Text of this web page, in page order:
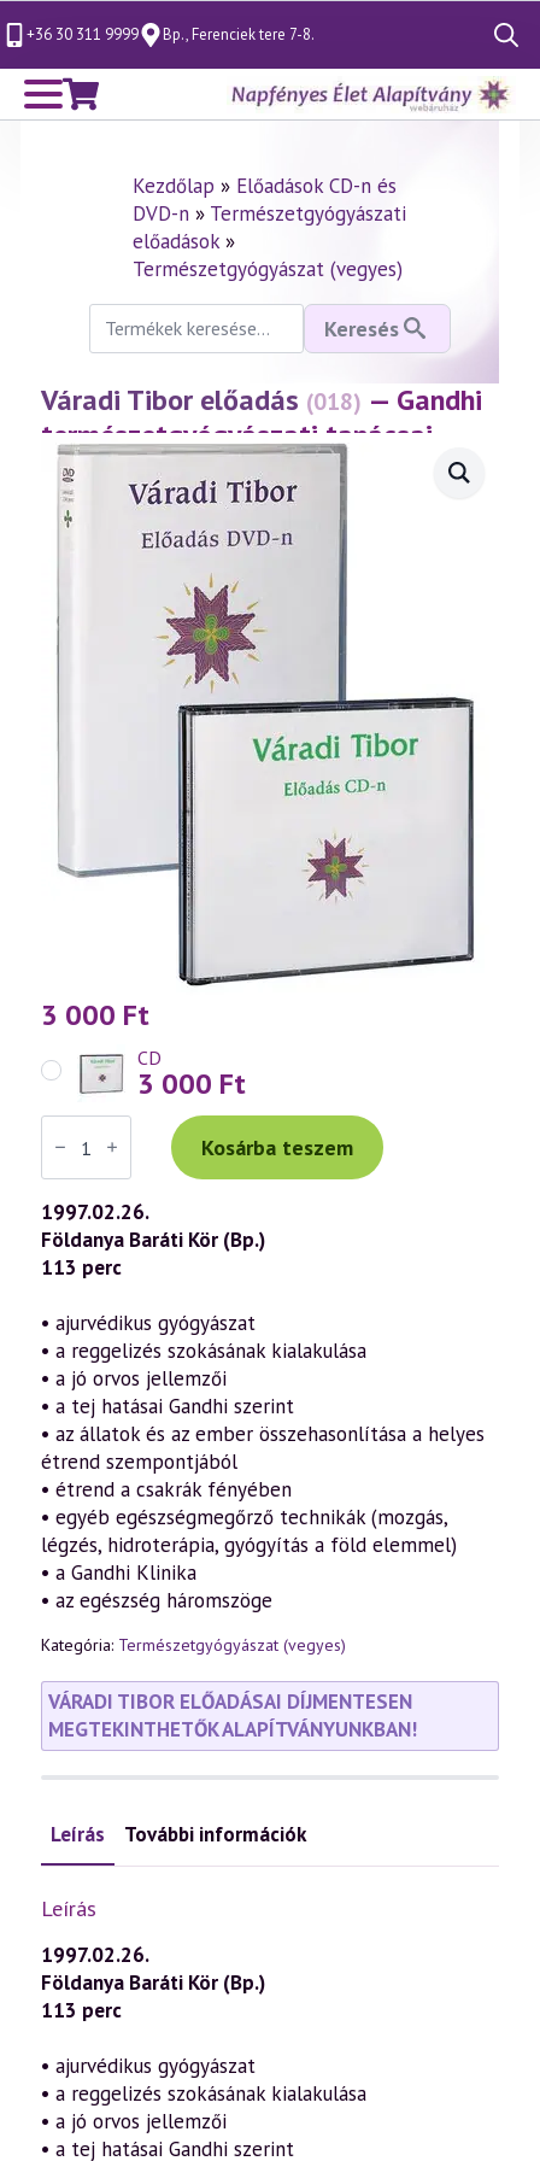
+36 30 311 9999 Bp., Ferenciek tere 7-8.
Search
for:
Kezdőlap » Előadások CD-n és
DVD-n» Természetgyógyászati
előadások»
Természetgyógyászat (vegyes)
Keresés
következőre:
Keresés
Váradi Tibor előadás (018) — Gandhi
természetgyógyászati tanácsai
(1997.02.26.)
3 000 Ft
CD
3 000 Ft
Váradi
Tibor
előadás
(018)
—
Gandhi
természetgyógyászati
tanácsai
(1997.02.26.)
Kosárba teszem
1997.02.26.
Földanya Baráti Kör (Bp.)
113 perc
• ajurvédikus gyógyászat
• a reggelizés szokásának kialakulása
• a jó orvos jellemzői
• a tej hatásai Gandhi szerint
• az állatok és az ember összehasonlítása a helyes
étrend szempontjából
• étrend a csakrák fényében
• egyéb egészségmegőrző technikák (mozgás,
légzés, hidroterápia, gyógyítás a föld elemmel)
• a Gandhi Klinika
• az egészség háromszöge
Kategória: Természetgyógyászat (vegyes)
VÁRADI TIBOR ELŐADÁSAI DÍJMENTESEN
MEGTEKINTHETŐK ALAPÍTVÁNYUNKBAN!
Leírás További információk
Leírás
1997.02.26.
Földanya Baráti Kör (Bp.)
113 perc
• ajurvédikus gyógyászat
• a reggelizés szokásának kialakulása
• a jó orvos jellemzői
• a tej hatásai Gandhi szerint